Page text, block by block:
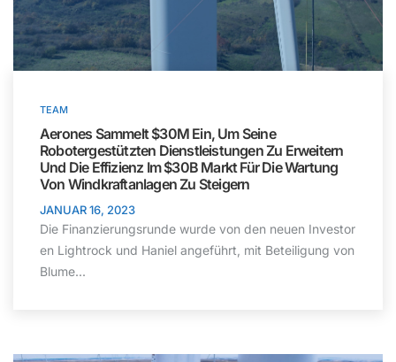
TEAM
Aerones Sammelt $30M Ein, Um Seine
Robotergestützten Dienstleistungen Zu Erweitern
Und Die Effizienz Im $30B Markt Für Die Wartung
Von Windkraftanlagen Zu Steigern
JANUAR 16, 2023
Die Finanzierungsrunde wurde von den neuen Investor
en Lightrock und Haniel angeführt, mit Beteiligung von
Blume...